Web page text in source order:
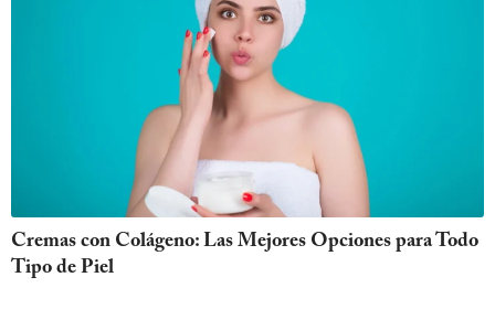
Cremas con Colágeno: Las Mejores Opciones para Todo
Tipo de Piel